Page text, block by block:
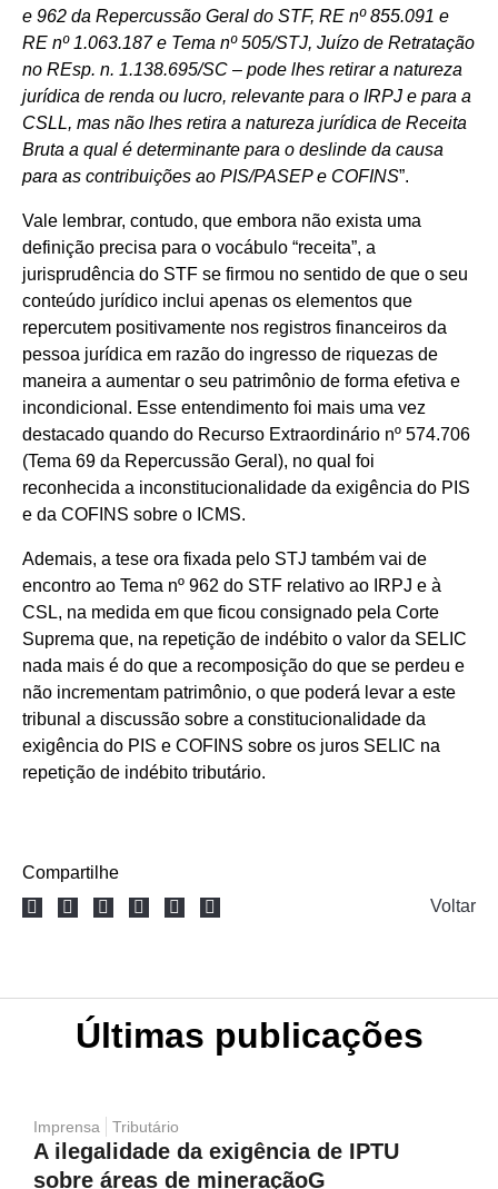
e 962 da Repercussão Geral do STF, RE nº 855.091 e
RE nº 1.063.187 e Tema nº 505/STJ, Juízo de Retratação
no REsp. n. 1.138.695/SC – pode lhes retirar a natureza
jurídica de renda ou lucro, relevante para o IRPJ e para a
CSLL, mas não lhes retira a natureza jurídica de Receita
Bruta a qual é determinante para o deslinde da causa
para as contribuições ao PIS/PASEP e COFINS”.
Vale lembrar, contudo, que embora não exista uma
definição precisa para o vocábulo “receita”, a
jurisprudência do STF se firmou no sentido de que o seu
conteúdo jurídico inclui apenas os elementos que
repercutem positivamente nos registros financeiros da
pessoa jurídica em razão do ingresso de riquezas de
maneira a aumentar o seu patrimônio de forma efetiva e
incondicional. Esse entendimento foi mais uma vez
destacado quando do Recurso Extraordinário nº 574.706
(Tema 69 da Repercussão Geral), no qual foi
reconhecida a inconstitucionalidade da exigência do PIS
e da COFINS sobre o ICMS.
Ademais, a tese ora fixada pelo STJ também vai de
encontro ao Tema nº 962 do STF relativo ao IRPJ e à
CSL, na medida em que ficou consignado pela Corte
Suprema que, na repetição de indébito o valor da SELIC
nada mais é do que a recomposição do que se perdeu e
não incrementam patrimônio, o que poderá levar a este
tribunal a discussão sobre a constitucionalidade da
exigência do PIS e COFINS sobre os juros SELIC na
repetição de indébito tributário.
Compartilhe
Voltar
Últimas publicações
Imprensa Tributário
A ilegalidade da exigência de IPTU
sobre áreas de mineraçãoG